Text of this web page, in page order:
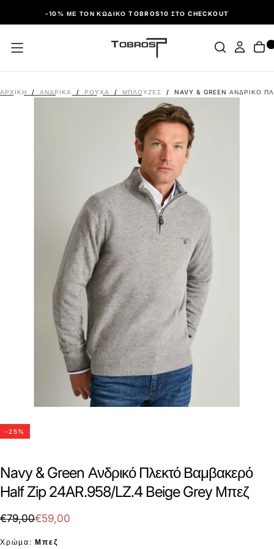
ΠΑΡΆΛΕΙΨΗ-10% ΜΕ ΤΟΝ ΚΩΔΙΚΌ TOBROS10 ΣΤΟ CHECKOUT
ΑΡΧΙΚΉ / ΑΝΔΡΙΚΑ / ΡΟΎΧΑ / ΜΠΛΟΎΖΕΣ / NAVY & GREEN ΑΝΔΡΙΚΌ
-25%
Navy & Green Ανδρικό Πλεκτό Βαμβακερό
Half Zip 24AR.958/LZ.4 Beige Grey Μπεζ
€59,00
Τιμή
€79,00Τιμή
€59,00
Χρώμα: Μπεζ